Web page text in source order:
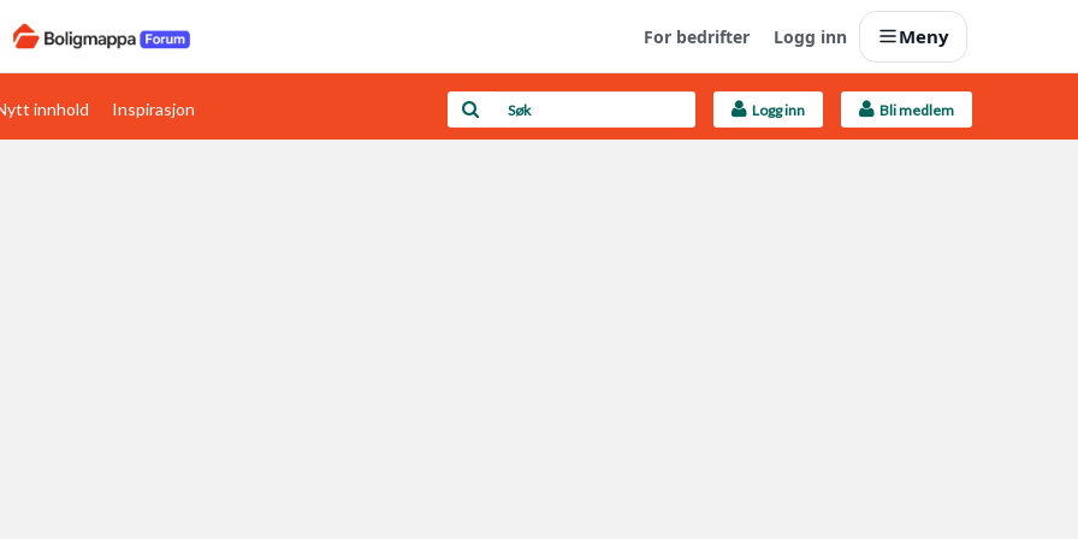
For bedrifter Logg inn Meny
Boligens papirer Last opp selv
innhold Inspirasjon Logg inn Bli medlem